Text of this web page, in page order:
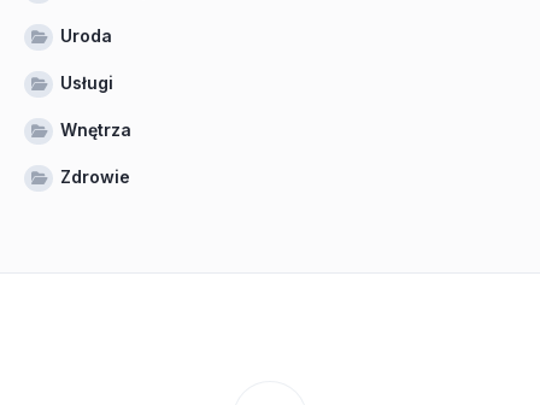
Uroda
Usługi
Wnętrza
Zdrowie